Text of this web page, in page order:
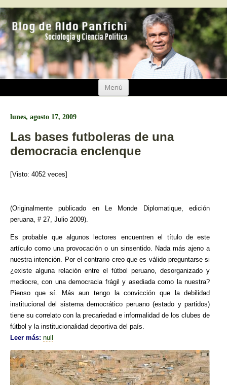
Menú
Ir
lunes, agosto 17, 2009
Las bases futboleras de una
democracia enclenque
[Visto: 4052 veces]
(Originalmente publicado en Le Monde Diplomatique, edición
peruana, # 27, Julio 2009).
Es probable que algunos lectores encuentren el título de este
artículo como una provocación o un sinsentido. Nada más ajeno a
nuestra intención. Por el contrario creo que es válido preguntarse si
¿existe alguna relación entre el fútbol peruano, desorganizado y
mediocre, con una democracia frágil y asediada como la nuestra?
Pienso que sí. Más aun tengo la convicción que la debilidad
institucional del sistema democrático peruano (estado y partidos)
tiene su correlato con la precariedad e informalidad de los clubes de
fútbol y la institucionalidad deportiva del país.
Leer más: null